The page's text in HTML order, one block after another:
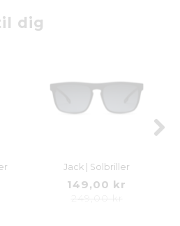
dig
Jack | Solbriller
149,00 kr